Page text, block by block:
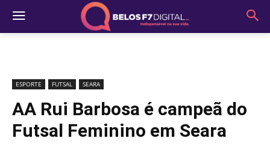
ESPORTE FUTSAL SEARA
AA Rui Barbosa é campeã do
Futsal Feminino em Seara